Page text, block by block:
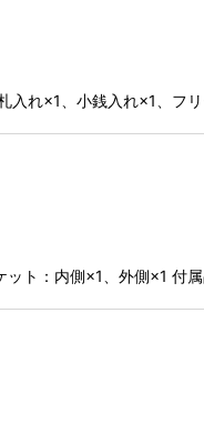
れ×1、小銭入れ×1、フ
ト：内側×1、外側×1 付